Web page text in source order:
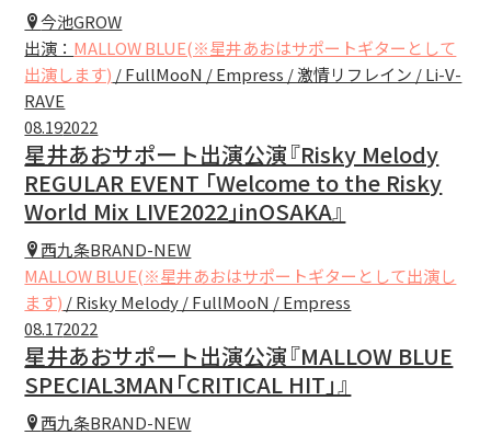
今池GROW
出演： MALLOW BLUE(※星井あおはサポートギターとして
出演します) / FullMooN / Empress / 激情リフレイン / Li-V-
RAVE
08.192022
星井あおサポート出演公演『Risky Melody
REGULAR EVENT ｢Welcome to the Risky
World Mix LIVE2022｣inOSAKA』
西九条BRAND-NEW
MALLOW BLUE(※星井あおはサポートギターとして出演し
ます) / Risky Melody / FullMooN / Empress
08.172022
星井あおサポート出演公演『MALLOW BLUE
SPECIAL3MAN「CRITICAL HIT」』
西九条BRAND-NEW